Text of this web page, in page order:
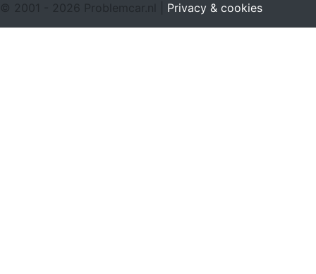
© 2001 - 2026 Problemcar.nl | Privacy & cookies